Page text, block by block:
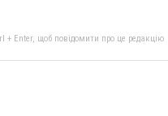
+ Enter, щоб повідомити про це редакцію